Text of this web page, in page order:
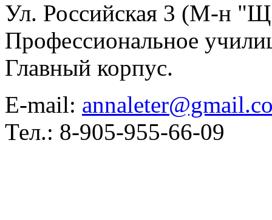
Ул. Российская 3 (М-н
Профессиональное
Главный корпус.
E-mail:
Тел.: 8-905-955-66-09